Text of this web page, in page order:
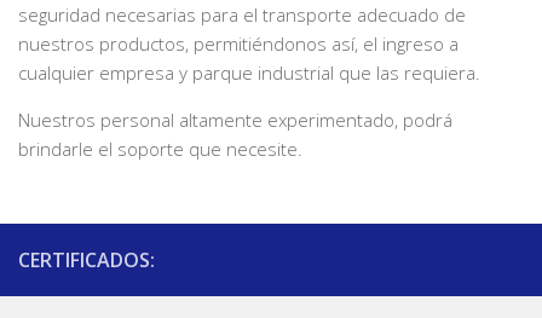
seguridad necesarias para el transporte adecuado de
nuestros productos, permitiéndonos así, el ingreso a
cualquier empresa y parque industrial que las requiera.
Nuestros personal altamente experimentado, podrá
brindarle el soporte que necesite.
CERTIFICADOS: